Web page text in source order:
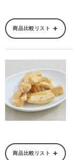
商品比較リスト
商品比較リスト